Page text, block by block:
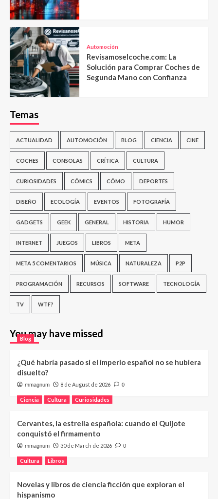
Automoción
Revisamoselcoche.com: La
Solución para Comprar Coches de
Segunda Mano con Confianza
Temas
ACTUALIDAD AUTOMOCIÓN BLOG CIENCIA CINE
COCHES CONSOLAS CRÍTICA CULTURA
CURIOSIDADES CÓMICS CÓMO DEPORTES
DISEÑO ECOLOGÍA EVENTOS FOTOGRAFÍA
GADGETS GEEK GENERAL HISTORIA HUMOR
INTERNET JUEGOS LIBROS META
META 5 COMENTARIOS MÚSICA NATURALEZA P2P
PROGRAMACIÓN RECURSOS SOFTWARE TECNOLOGÍA
TV WTF?
You may have missed
Blog
¿Qué habría pasado si el imperio español no se hubiera
disuelto?
mmagnum 8 de August de 2026 0
Ciencia Cultura Curiosidades
Cervantes, la estrella española: cuando el Quijote
conquistó el firmamento
mmagnum 30 de March de 2026 0
Cultura Libros
Novelas y libros de ciencia ficción que exploran el
hispanismo